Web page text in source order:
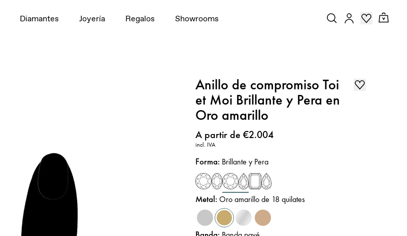
Diamantes Joyería Regalos Showrooms
Anillo de compromiso Toi
et Moi Brillante y Pera en
Oro amarillo
Precio:
A partir de €2.004
incl. IVA
Forma: Brillante y Pera
Metal:Oro amarillo de 18 quilates